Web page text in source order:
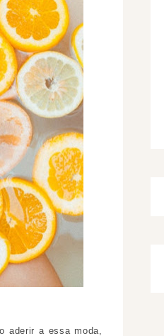
aderir a essa moda,